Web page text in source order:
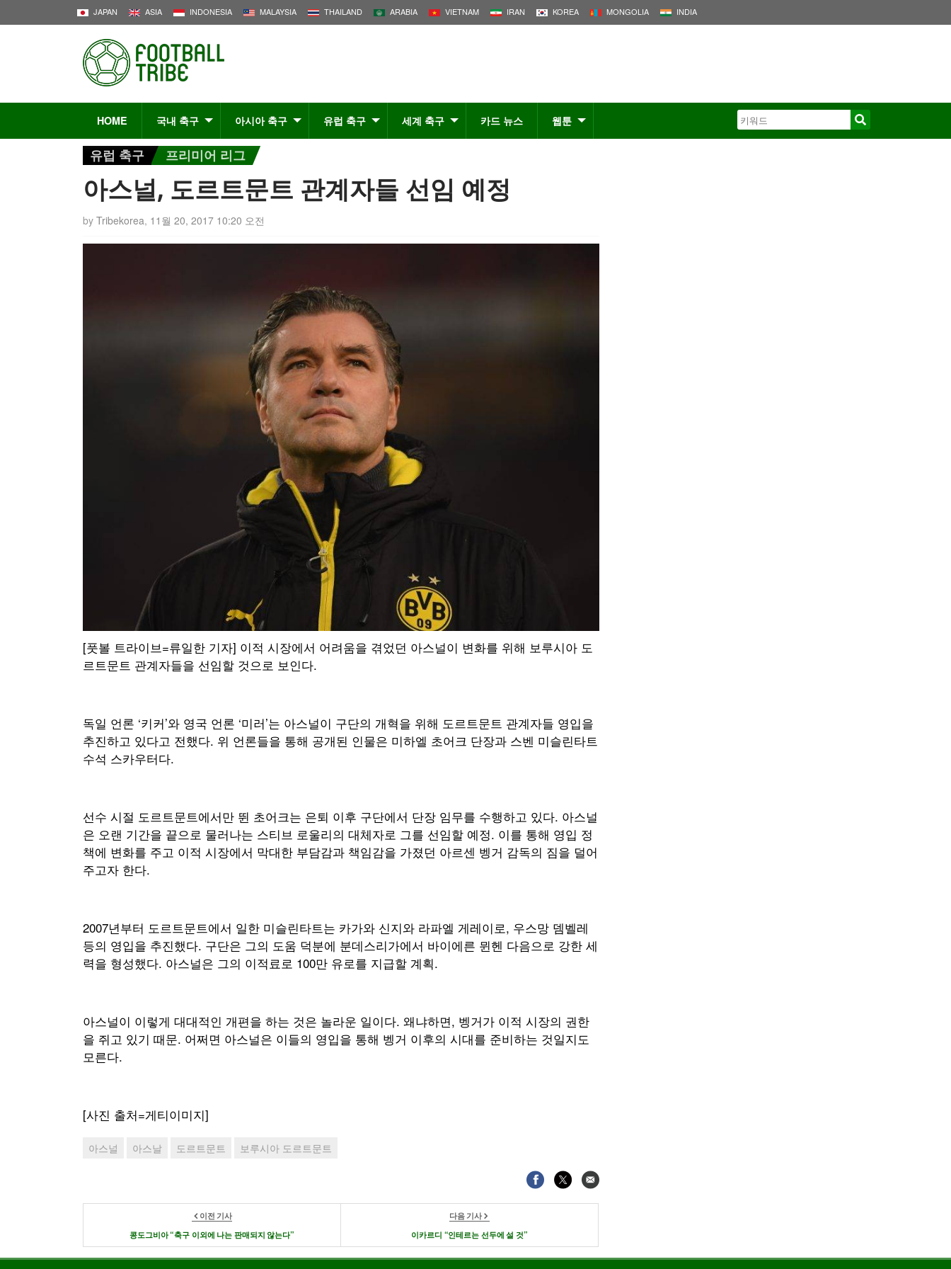
JAPAN ASIA INDONESIA MALAYSIA THAILAND ARABIA VIETNAM IRAN KOREA MONGOLIA INDIA
HOME 국내 축구 아시아 축구 유럽 축구 세계 축구 카드 뉴스 웹툰
유럽 축구 프리미어 리그
아스널, 도르트문트 관계자들 선임 예정
by Tribekorea, 11월 20, 2017 10:20 오전
[풋볼 트라이브=류일한 기자] 이적 시장에서 어려움을 겪었던 아스널이 변화를 위해 보루시아 도
르트문트 관계자들을 선임할 것으로 보인다.
독일 언론 ‘키커’와 영국 언론 ‘미러’는 아스널이 구단의 개혁을 위해 도르트문트 관계자들 영입을
추진하고 있다고 전했다. 위 언론들을 통해 공개된 인물은 미하엘 초어크 단장과 스벤 미슬린타트
수석 스카우터다.
선수 시절 도르트문트에서만 뛴 초어크는 은퇴 이후 구단에서 단장 임무를 수행하고 있다. 아스널
은 오랜 기간을 끝으로 물러나는 스티브 로울리의 대체자로 그를 선임할 예정. 이를 통해 영입 정
책에 변화를 주고 이적 시장에서 막대한 부담감과 책임감을 가졌던 아르센 벵거 감독의 짐을 덜어
주고자 한다.
2007년부터 도르트문트에서 일한 미슬린타트는 카가와 신지와 라파엘 게레이로, 우스망 뎀벨레
등의 영입을 추진했다. 구단은 그의 도움 덕분에 분데스리가에서 바이에른 뮌헨 다음으로 강한 세
력을 형성했다. 아스널은 그의 이적료로 100만 유로를 지급할 계획.
아스널이 이렇게 대대적인 개편을 하는 것은 놀라운 일이다. 왜냐하면, 벵거가 이적 시장의 권한
을 쥐고 있기 때문. 어쩌면 아스널은 이들의 영입을 통해 벵거 이후의 시대를 준비하는 것일지도
모른다.
[사진 출처=게티이미지]
아스널 아스날 도르트문트 보루시아 도르트문트
이전 기사
콩도그비아 “축구 이외에 나는 판매되지 않는다”
다음 기사
이카르디 “인테르는 선두에 설 것”